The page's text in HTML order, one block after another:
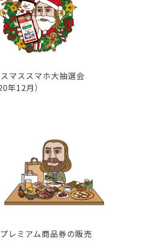
マススマホ大抽選会
年12月）
プレミアム商品券の販売